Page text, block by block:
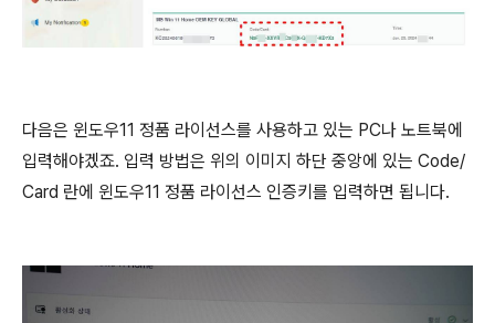
다음은 윈도우11 정품 라이선스를 사용하고 있는 PC나 노트북에
입력해야겠죠. 입력 방법은 위의 이미지 하단 중앙에 있는 Code/
Card 란에 윈도우11 정품 라이선스 인증키를 입력하면 됩니다.